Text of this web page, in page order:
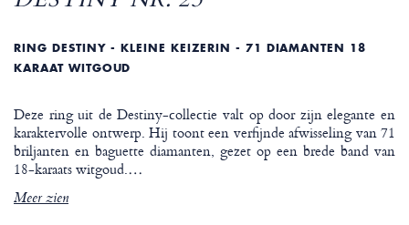
RING DESTINY - KLEINE KEIZERIN - 71 DIAMANTEN 18
KARAAT WITGOUD
Deze ring uit de Destiny-collectie valt op door zijn elegante en
karaktervolle ontwerp. Hij toont een verfijnde afwisseling van 71
briljanten en baguette diamanten, gezet op een brede band van
18-karaats witgoud.…
Meer zien